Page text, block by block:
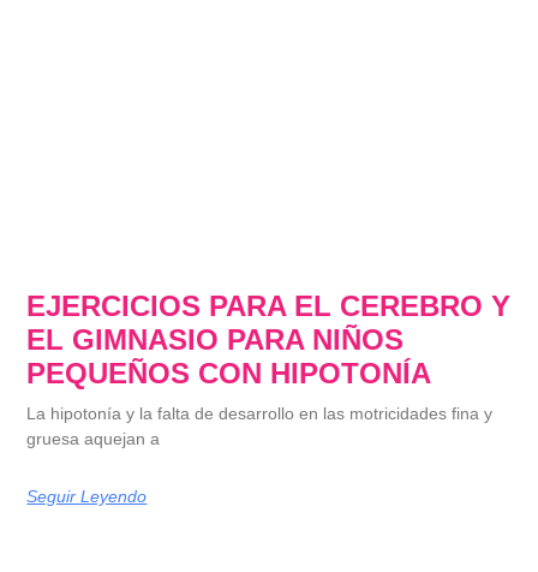
EJERCICIOS PARA EL CEREBRO Y
EL GIMNASIO PARA NIÑOS
PEQUEÑOS CON HIPOTONÍA
La hipotonía y la falta de desarrollo en las motricidades fina y
gruesa aquejan a
Seguir Leyendo